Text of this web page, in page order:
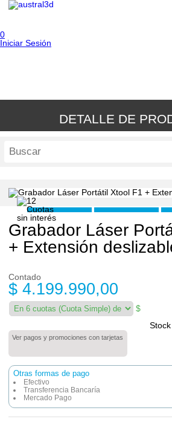
0
Iniciar Sesión
DETALLE DE
Grabador Láser
+ Extensión
Contado
$ 4.199.990,00
$
Stock
Ver pagos y promociones con tarjetas
Otras formas de pago
Efectivo
Transferencia Bancaría
Mercado Pago